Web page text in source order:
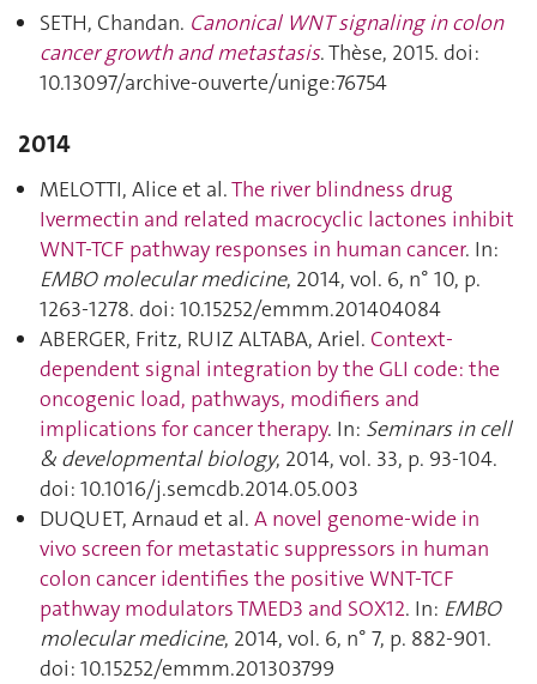
SETH, Chandan. Canonical WNT signaling in colon
cancer growth and metastasis. Thèse, 2015. doi:
10.13097/archive-ouverte/unige:76754
2014
MELOTTI, Alice et al.The river blindness drug
Ivermectin and related macrocyclic lactones inhibit
WNT-TCF pathway responses in human cancer. In:
EMBO molecular medicine, 2014, vol. 6, n° 10, p.
1263‑1278. doi: 10.15252/emmm.201404084
ABERGER, Fritz, RUIZ ALTABA, Ariel. Context-
dependent signal integration by the GLI code: the
oncogenic load, pathways, modifiers and
implications for cancer therapy. In: Seminars in cell
& developmental biology, 2014, vol. 33, p. 93‑104.
doi: 10.1016/j.semcdb.2014.05.003
DUQUET, Arnaud et al. A novel genome-wide in
vivo screen for metastatic suppressors in human
colon cancer identifies the positive WNT-TCF
pathway modulators TMED3 and SOX12. In: EMBO
molecular medicine, 2014, vol. 6, n° 7, p. 882‑901.
doi: 10.15252/emmm.201303799